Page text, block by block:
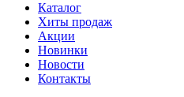
Каталог
Хиты продаж
Акции
Новинки
Новости
Контакты